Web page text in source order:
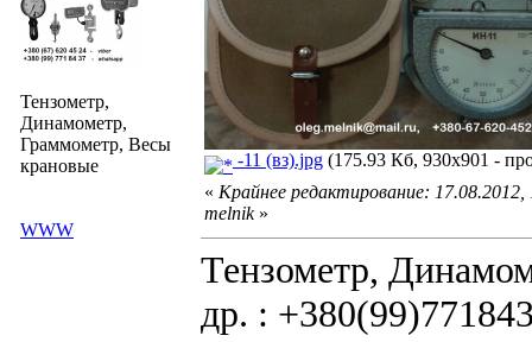
Тензометр,
Динамометр,
Граммометр, Весы
крановые
WWW
-11 (вз).jpg (175.93 Кб, 930x901 -
« Крайнее редактирование:
melnik»
Тензометр,
др. :